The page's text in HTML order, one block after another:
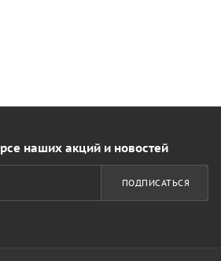
наших акций и новостей
ПОДПИСАТЬСЯ